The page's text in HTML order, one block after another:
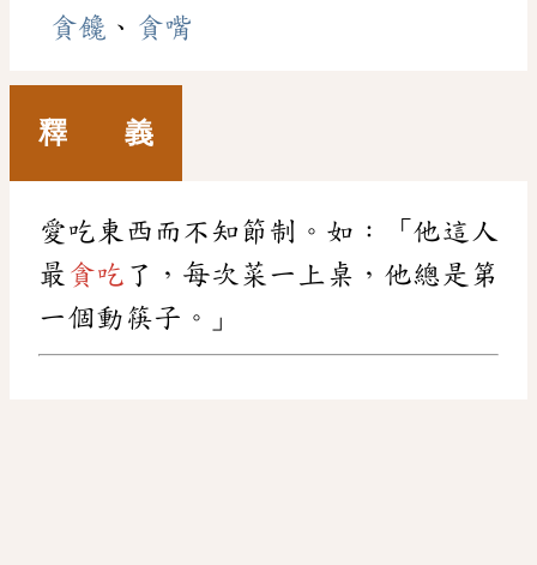
貪饞 、 貪嘴
釋 義
愛吃東西而不知節制。如：「他這人
最 貪吃 了，每次菜一上桌，他總是第
一個動筷子。」